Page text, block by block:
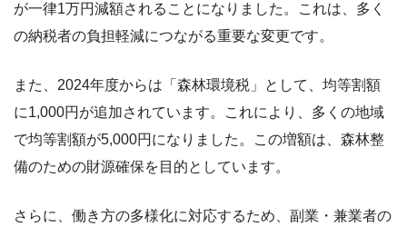
が一律1万円減額されることになりました。これは、多く
の納税者の負担軽減につながる重要な変更です。
また、2024年度からは「森林環境税」として、均等割額
に1,000円が追加されています。これにより、多くの地域
で均等割額が5,000円になりました。この増額は、森林整
備のための財源確保を目的としています。
さらに、働き方の多様化に対応するため、副業・兼業者の